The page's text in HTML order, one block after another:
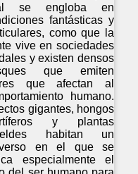
se engloba en
fantásticas y
como que la
vive en sociedades
y existen densos
que emiten
que afectan al
humano.
gigantes, hongos
y plantas
habitan un
en el que se
especialmente el